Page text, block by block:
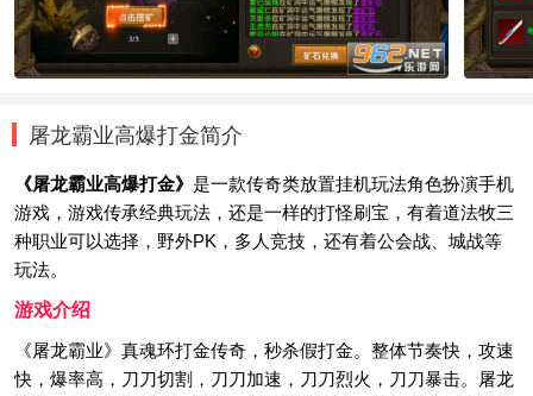
屠龙霸业高爆打金简介
《屠龙霸业高爆打金》 是一款传奇类放置挂机玩法角色扮演手机
游戏，游戏传承经典玩法，还是一样的打怪刷宝，有着道法牧三
种职业可以选择，野外PK，多人竞技，还有着公会战、城战等
玩法。
游戏介绍
《屠龙霸业》真魂环打金传奇，秒杀假打金。整体节奏快，攻速
快，爆率高，刀刀切割，刀刀加速，刀刀烈火，刀刀暴击。屠龙